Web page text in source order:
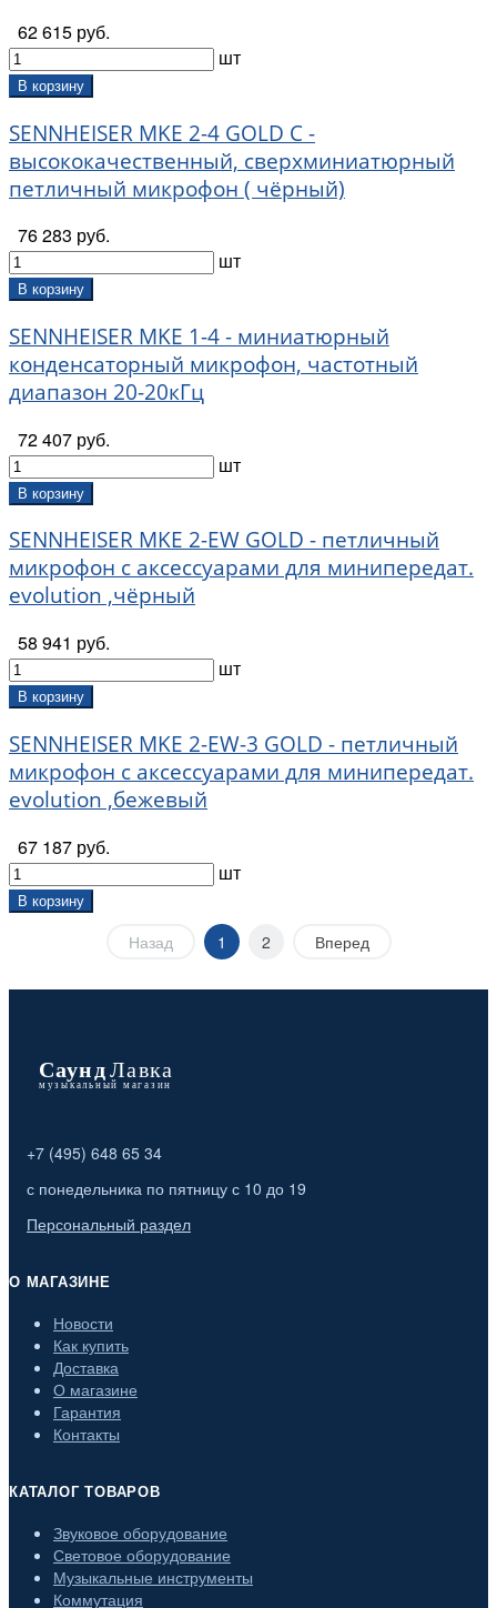
62 615 руб.
шт
В корзину
SENNHEISER MKE 2-4 GOLD C -
высококачественный, сверхминиатюрный
петличный микрофон ( чёрный)
76 283 руб.
шт
В корзину
SENNHEISER MKE 1-4 - миниатюрный
конденсаторный микрофон, частотный
диапазон 20-20кГц
72 407 руб.
шт
В корзину
SENNHEISER MKE 2-EW GOLD - петличный
микрофон с аксессуарами для минипередат.
evolution ,чёрный
58 941 руб.
шт
В корзину
SENNHEISER MKE 2-EW-3 GOLD - петличный
микрофон с аксессуарами для минипередат.
evolution ,бежевый
67 187 руб.
шт
В корзину
Назад 1 2 Вперед
+7 (495) 648 65 34
с понедельника по пятницу с 10 до 19
Персональный раздел
О МАГАЗИНЕ
Новости
Как купить
Доставка
О магазине
Гарантия
Контакты
КАТАЛОГ ТОВАРОВ
Звуковое оборудование
Световое оборудование
Музыкальные инструменты
Коммутация